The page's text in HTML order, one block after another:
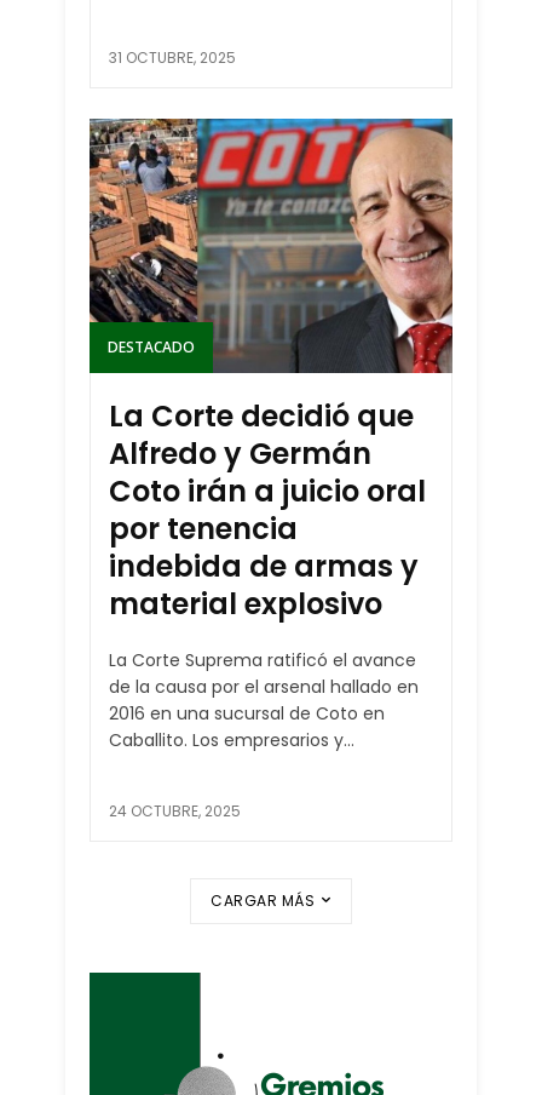
31 OCTUBRE, 2025
DESTACADO
La Corte decidió que
Alfredo y Germán
Coto irán a juicio oral
por tenencia
indebida de armas y
material explosivo
La Corte Suprema ratificó el avance
de la causa por el arsenal hallado en
2016 en una sucursal de Coto en
Caballito. Los empresarios y...
24 OCTUBRE, 2025
CARGAR MÁS